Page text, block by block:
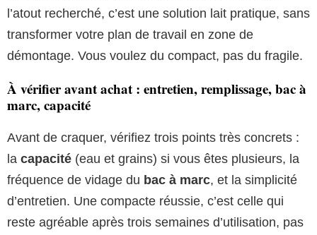
l’atout recherché, c’est une solution lait pratique, sans
transformer votre plan de travail en zone de
démontage. Vous voulez du compact, pas du fragile.
À vérifier avant achat : entretien, remplissage, bac à
marc, capacité
Avant de craquer, vérifiez trois points très concrets :
la capacité (eau et grains) si vous êtes plusieurs, la
fréquence de vidage du bac à marc, et la simplicité
d’entretien. Une compacte réussie, c’est celle qui
reste agréable après trois semaines d’utilisation, pas